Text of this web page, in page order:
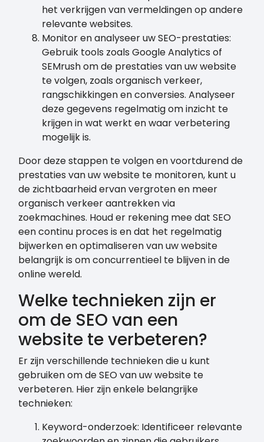
het verkrijgen van vermeldingen op andere
relevante websites.
Monitor en analyseer uw SEO-prestaties:
Gebruik tools zoals Google Analytics of
SEMrush om de prestaties van uw website
te volgen, zoals organisch verkeer,
rangschikkingen en conversies. Analyseer
deze gegevens regelmatig om inzicht te
krijgen in wat werkt en waar verbetering
mogelijk is.
Door deze stappen te volgen en voortdurend de
prestaties van uw website te monitoren, kunt u
de zichtbaarheid ervan vergroten en meer
organisch verkeer aantrekken via
zoekmachines. Houd er rekening mee dat SEO
een continu proces is en dat het regelmatig
bijwerken en optimaliseren van uw website
belangrijk is om concurrentieel te blijven in de
online wereld.
Welke technieken zijn er
om de SEO van een
website te verbeteren?
Er zijn verschillende technieken die u kunt
gebruiken om de SEO van uw website te
verbeteren. Hier zijn enkele belangrijke
technieken:
Keyword-onderzoek: Identificeer relevante